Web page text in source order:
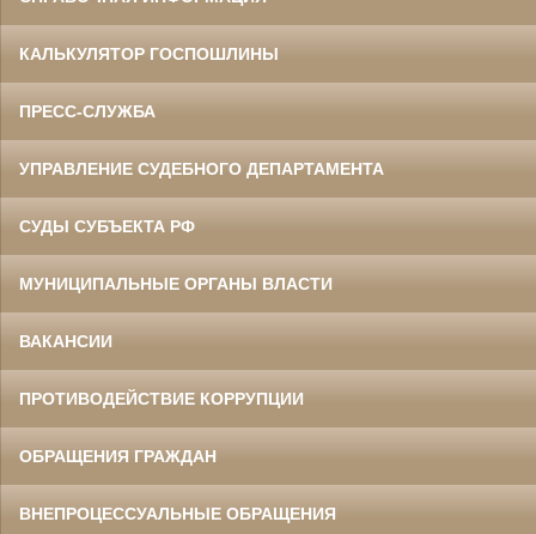
КАЛЬКУЛЯТОР ГОСПОШЛИНЫ
ПРЕСС-СЛУЖБА
УПРАВЛЕНИЕ СУДЕБНОГО ДЕПАРТАМЕНТА
СУДЫ СУБЪЕКТА РФ
МУНИЦИПАЛЬНЫЕ ОРГАНЫ ВЛАСТИ
ВАКАНСИИ
ПРОТИВОДЕЙСТВИЕ КОРРУПЦИИ
ОБРАЩЕНИЯ ГРАЖДАН
ВНЕПРОЦЕССУАЛЬНЫЕ ОБРАЩЕНИЯ